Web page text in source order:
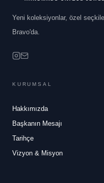
Yeni koleksiyonlar, özel
Bravo'da.
KURUMSAL
Hakkımızda
Başkanın Mesajı
Tarihçe
Vizyon & Misyon